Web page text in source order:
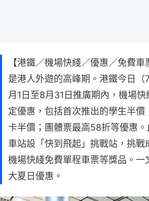
【港鐵／機場快綫／優惠／免費
是港人外遊的高峰期。港鐵今日（
月1日至8月31日推廣期內，機場
定優惠，包括首次推出的學生半價
卡半價；團體票最高58折等優惠
車站設「快到⾶起」挑戰站，挑戰
機場快綫免費單程⾞票等獎品。一
大夏日優惠。